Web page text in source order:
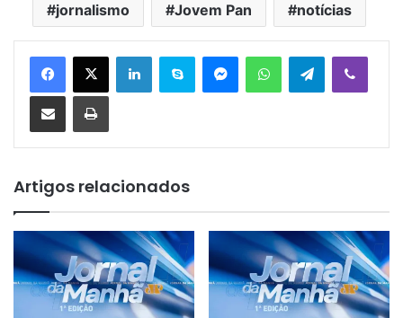
jornalismo Jovem Pan notícias
Telegram
Artigos relacionados